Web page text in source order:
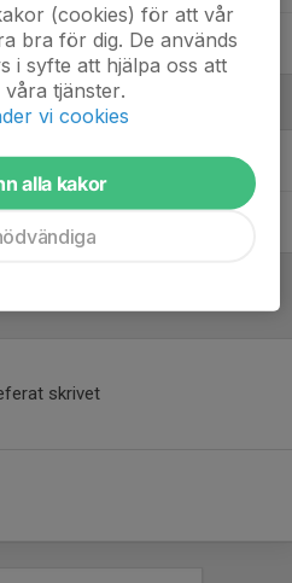
Damer U / F19
skrivet
(cookies) för att vår
bra för dig. De används
i syfte att hjälpa oss att
tjänster.
vi cookies
alla kakor